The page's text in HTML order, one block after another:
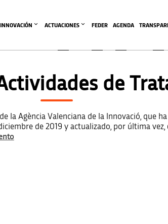
ACTUACIONES FEDER AGENDA
de
la Agència Valenciana de la Innovació, que
de 2019 y actualizado, por última